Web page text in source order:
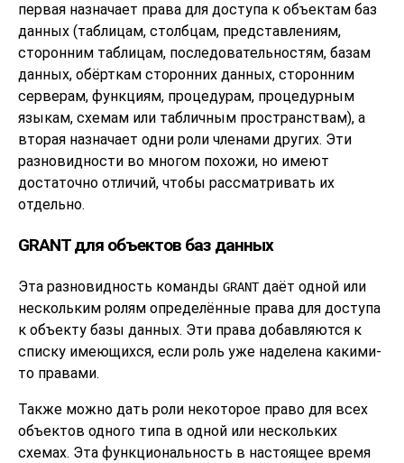
первая назначает права для доступа к объектам баз
данных (таблицам, столбцам, представлениям,
сторонним таблицам, последовательностям, базам
данных, обёрткам сторонних данных, сторонним
серверам, функциям, процедурам, процедурным
языкам, схемам или табличным пространствам), а
вторая назначает одни роли членами других. Эти
разновидности во многом похожи, но имеют
достаточно отличий, чтобы рассматривать их
отдельно.
GRANT для объектов баз данных
Эта разновидность команды GRANTдаёт одной или
нескольким ролям определённые права для доступа
к объекту базы данных. Эти права добавляются к
списку имеющихся, если роль уже наделена какими-
то правами.
Также можно дать роли некоторое право для всех
объектов одного типа в одной или нескольких
схемах. Эта функциональность в настоящее время